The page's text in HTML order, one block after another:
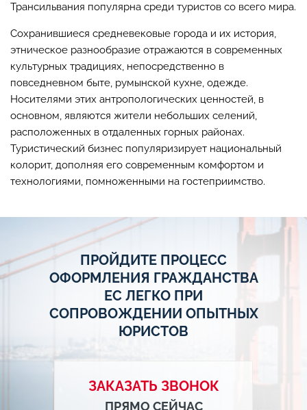
Трансильвания популярна среди туристов со всего мира.
Сохранившиеся средневековые города и их история,
этническое разнообразие отражаются в современных
культурных традициях, непосредственно в
повседневном быте, румынской кухне, одежде.
Носителями этих антропологических ценностей, в
основном, являются жители небольших селений,
расположенных в отдаленных горных районах.
Туристический бизнес популяризирует национальный
колорит, дополняя его современным комфортом и
технологиями, помноженными на гостеприимство.
ПРОЙДИТЕ ПРОЦЕСС
ОФОРМЛЕНИЯ ГРАЖДАНСТВА
ЕС ЛЕГКО ПРИ
СОПРОВОЖДЕНИИ ОПЫТНЫХ
ЮРИСТОВ
ЗАКАЗАТЬ ЗВОНОК
ПРЯМО СЕЙЧАС